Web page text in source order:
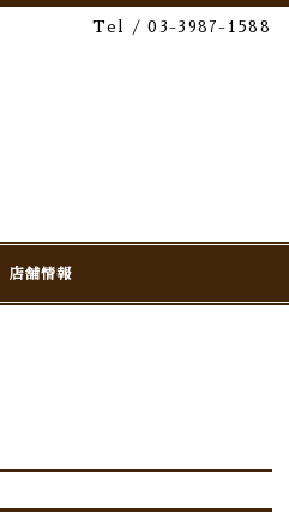
Tel / 03-3987-1588
店舗情報